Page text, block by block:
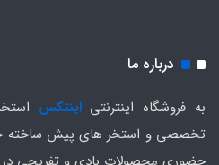
درباره ما
به فروشگاه اینترنتیاینتکس
تخصصی و استخر های پیش ساخته